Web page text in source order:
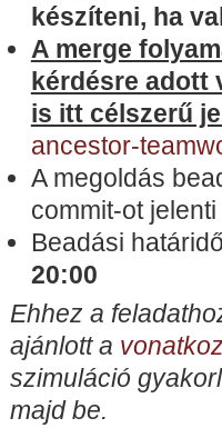
készíteni, ha
A merge
kérdésre adott
is itt célszerű
ancestor-
A megoldás
commit-ot
Beadási
20:00
Ehhez a
ajánlott a
szimuláció
majd be.